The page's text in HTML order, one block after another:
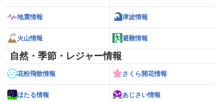
地震情報 津波情報
火山情報 避難情報
自然・季節・レジャー情報
花粉飛散情報 さくら開花情報
ほたる情報 あじさい情報